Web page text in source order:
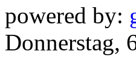
powered by:
Donnerstag,